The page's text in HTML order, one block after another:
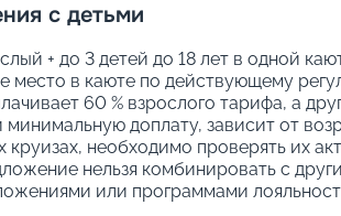
с детьми
+ до 3 детей до 18 лет в одной
место в каюте по действующему
60 % взрослого тарифа, а
доплату, зависит от
круизах, необходимо проверять их
нельзя комбинировать с
или программами